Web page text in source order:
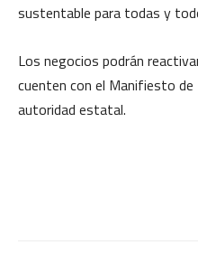
sustentable para todas y
Los negocios podrán
cuenten con el Manifiesto
autoridad estatal.